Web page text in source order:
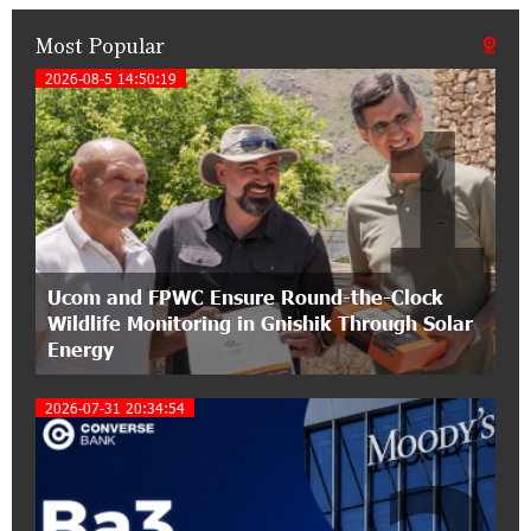
15:47:51 9-07-2026
A little corner of France in Hrazdan, with the
partnership of Converse SME
17:31:55 8-07-2026
Idram is the general partner of the "Towards
Conscious Parenting 2026" annual conference
12:40:22 8-07-2026
Polytechnic University Graduation Ceremony
Held with the Support of Unibank
Converse Bank Completes the Placement of
EBRD Bonds
17:27:45 6-07-2026
Most Popular
2026-08-5 14:50:19
Ucom and FPWC Ensure Round-the-Clock
Wildlife Monitoring in Gnishik Through Solar
Energy
1
2026-07-31 20:34:54